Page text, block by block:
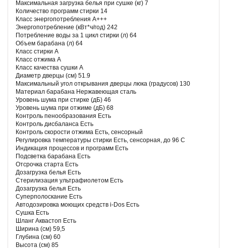
Максимальная загрузка белья при сушке (кг) 7
Количество программ стирки 14
Класс энергопотребления A+++
Энергопотребление (кВт*ч/год) 242
Потребление воды за 1 цикл стирки (л) 64
Объем барабана (л) 64
Класс стирки А
Класс отжима А
Класс качества сушки А
Диаметр дверцы (см) 51.9
Максимальный угол открывания дверцы люка (градусов) 130
Материал барабана Нержавеющая сталь
Уровень шума при стирке (дБ) 46
Уровень шума при отжиме (дБ) 68
Контроль пенообразования Есть
Контроль дисбаланса Есть
Контроль скорости отжима Есть, сенсорный
Регулировка температуры стирки Есть, сенсорная, до 96 С
Индикация процессов и программ Есть
Подсветка барабана Есть
Отсрочка старта Есть
Дозагрузка белья Есть
Стерилизация ультрафиолетом Есть
Дозагрузка белья Есть
Суперполоскание Есть
Автодозировка моющих средств i-Dos Есть
Сушка Есть
Шланг Аквастоп Есть
Ширина (см) 59,5
Глубина (см) 60
Высота (см) 85